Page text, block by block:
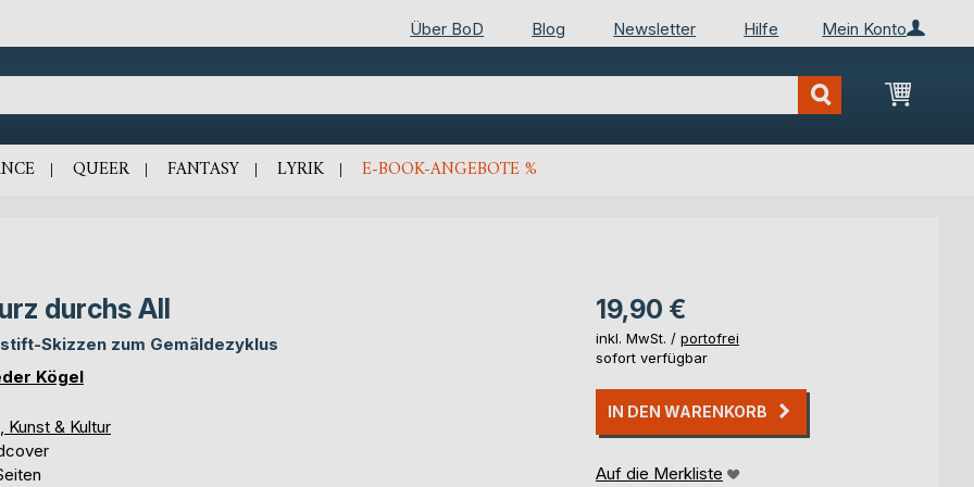
Mein Konto
Über BoD Blog Newsletter Hilfe
Mein
QUEER FANTASY LYRIK E-BOOK-ANGEBOTE %
durchs All
Skizzen zum Gemäldezyklus
Kögel
Kunst & Kultur
19,90 €
inkl. MwSt. / portofrei
sofort verfügbar
IN DEN WARENKORB
Auf die Merkliste